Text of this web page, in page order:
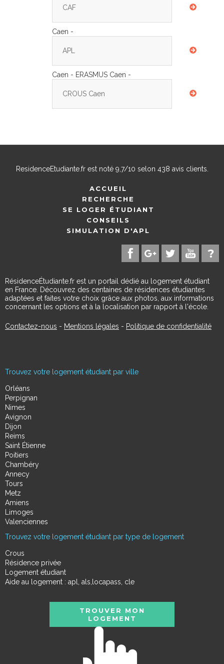
CAF
Caen -
APL
Caen - ERASMUS Caen -
CROUS Caen
ResidenceEtudiante.frest noté 9,7/10 selon 438 avis clients.
ACCUEIL
RECHERCHE
SE LOGER ÉTUDIANT
CONSEILS
SIMULATION D'APL
RésidenceÉtudiante.fr est un portail dédié au logement étudiant
en France. Découvrez des centaines de résidences étudiantes
adaptées et faites votre choix grâce aux photos, aux informations
concernant les options et à la localisation par rapport à l'école.
Contactez-nous - Mentions légales - Politique de confidentialité
Trouvez votre logement étudiant par ville
Orléans
Perpignan
Nimes
Avignon
Dijon
Reims
Saint Étienne
Poitiers
Chambéry
Annecy
Tours
Metz
Amiens
Limoges
Valenciennes
Trouvez votre logement étudiant par type de logement
Crous
Résidence privée
Logement étudiant
Aide au logement : apl, als,locapass, cle
TROUVER MON
LOGEMENT